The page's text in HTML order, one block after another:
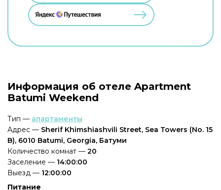
Информация об отеле Apartment
Batumi Weekend
Тип — апартаменты
Адрес — Sherif Khimshiashvili Street, Sea Towers (No. 15
B), 6010 Batumi, Georgia, Батуми
Количество комнат — 20
Заселение — 14:00:00
Выезд — 12:00:00
Питание